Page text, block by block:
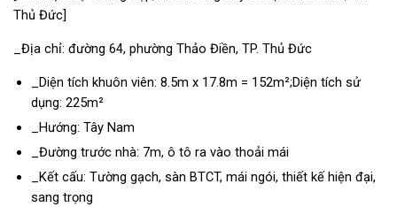
Thủ Đức]
_Địa chỉ: đường 64, phường Thảo Điền, TP. Thủ Đức
_Diện tích khuôn viên: 8.5m x 17.8m = 152m²;Diện tích sử
dụng: 225m²
_Hướng: Tây Nam
_Đường trước nhà: 7m, ô tô ra vào thoải mái
_Kết cấu: Tường gạch, sàn BTCT, mái ngói, thiết kế hiện đại,
sang trọng